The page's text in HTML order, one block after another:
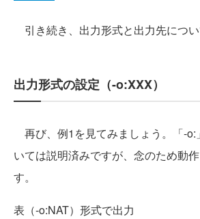
引き続き、出力形式と出力先につい
出力形式の設定（-o:XXX）
再び、例1を見てみましょう。「-o:
いては説明済みですが、念のため動
す。
表（-o:NAT）形式で出力